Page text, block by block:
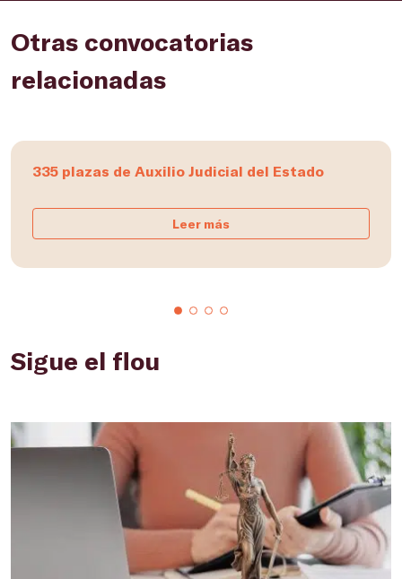
Otras convocatorias
relacionadas
335 plazas de Auxilio Judicial del Estado
Leer más
Sigue el flou